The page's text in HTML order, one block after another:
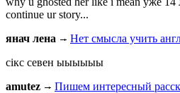
continue ur story...
янач лена
Нет смысла учить
сiкс севен ыыыыыы
amutez
Пишем интересный